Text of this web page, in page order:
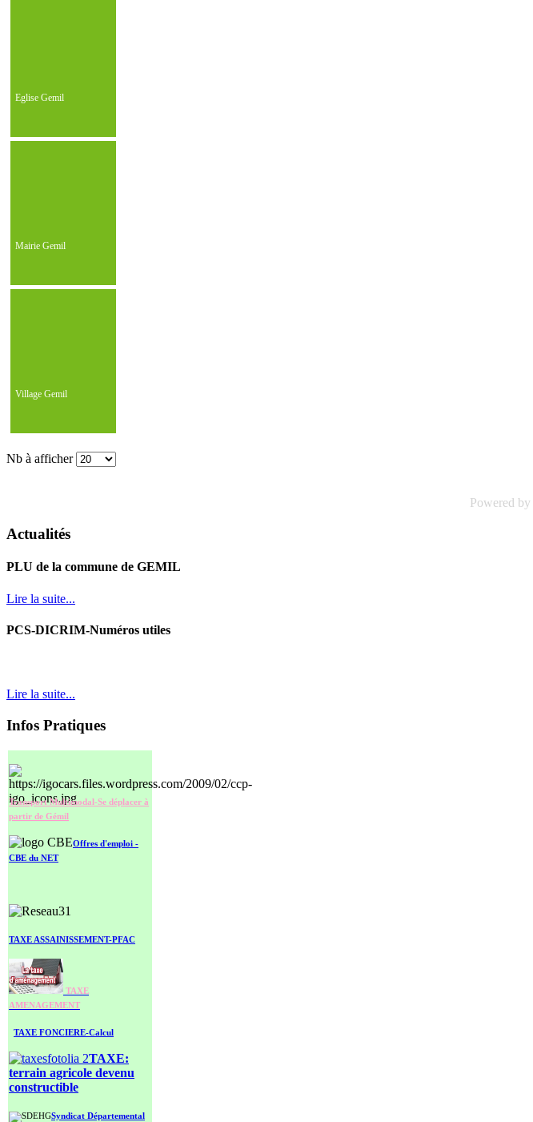
Eglise Gemil
Mairie Gemil
Village Gemil
Nb à afficher
Powered by
Actualités
PLU de la commune de GEMIL
Lire la suite...
PCS-DICRIM-Numéros utiles
Lire la suite...
Infos Pratiques
Transport Multimodal-Se déplacer à
partir de Gémil
Offres d'emploi -
CBE du NET
TAXE ASSAINISSEMENT-PFAC
TAXE
AMENAGEMENT
TAXE FONCIERE-Calcul
TAXE:
terrain agricole devenu
constructible
Syndicat Départemental